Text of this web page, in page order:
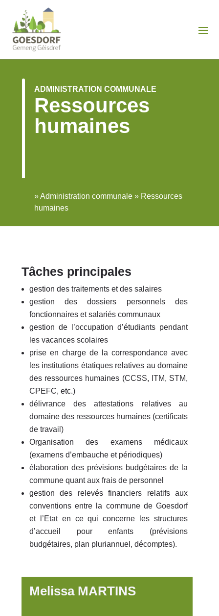
ADMINISTRATION COMMUNALE
Ressources
humaines
»Administration communale » Ressources
humaines
Tâches principales
gestion des traitements et des salaires
gestion des dossiers personnels des
fonctionnaires et salariés communaux
gestion de l’occupation d’étudiants pendant
les vacances scolaires
prise en charge de la correspondance avec
les institutions étatiques relatives au domaine
des ressources humaines (CCSS, ITM, STM,
CPEFC, etc.)
délivrance des attestations relatives au
domaine des ressources humaines (certificats
de travail)
Organisation des examens médicaux
(examens d’embauche et périodiques)
élaboration des prévisions budgétaires de la
commune quant aux frais de personnel
gestion des relevés financiers relatifs aux
conventions entre la commune de Goesdorf
et l’Etat en ce qui concerne les structures
d’accueil pour enfants (prévisions
budgétaires, plan pluriannuel, décomptes).
Melissa MARTINS